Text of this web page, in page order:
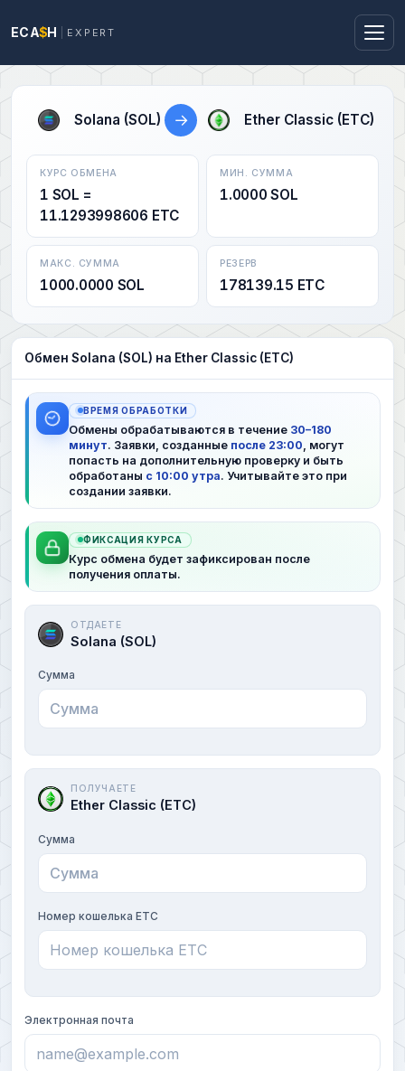
ECA$H EXPERT
Solana (SOL) → Ether Classic (ETC)
КУРС ОБМЕНА
1 SOL =
11.1293998606 ETC
МИН. СУММА
1.0000 SOL
МАКС. СУММА
1000.0000 SOL
РЕЗЕРВ
178139.15 ETC
Обмен Solana (SOL) на Ether Classic (ETC)
ВРЕМЯ ОБРАБОТКИ
Обмены обрабатываются в течение 30–180
минут. Заявки, созданные после 23:00 , могут
попасть на дополнительную проверку и быть
обработаны с 10:00 утра. Учитывайте это при
создании заявки.
ФИКСАЦИЯ КУРСА
Курс обмена будет зафиксирован после
получения оплаты.
ОТДАЕТЕ
Solana (SOL)
Сумма
ПОЛУЧАЕТЕ
Ether Classic (ETC)
Сумма
Номер кошелька ETC
Электронная почта